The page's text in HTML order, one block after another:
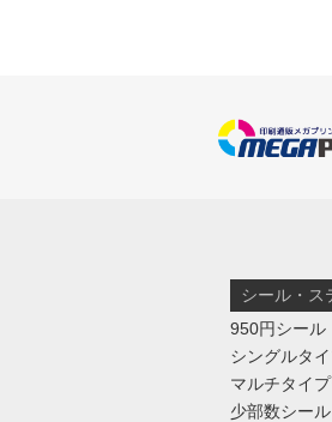
シール・ス
950円シール
シングルタ
マルチタイ
少部数シール